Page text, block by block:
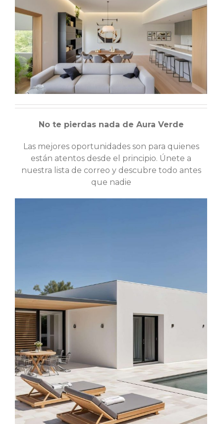
No te pierdas nada de Aura Verde
Las mejores oportunidades son para quienes
están atentos desde el principio. Únete a
nuestra lista de correo y descubre todo antes
que nadie